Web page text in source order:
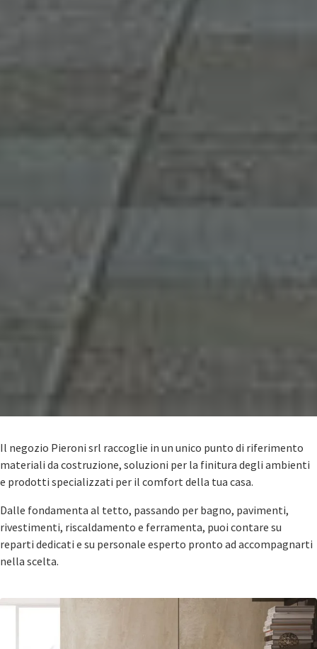
Il negozio Pieroni srl raccoglie in un unico punto di riferimento
materiali da costruzione, soluzioni per la finitura degli ambienti
e prodotti specializzati per il comfort della tua casa.
Dalle fondamenta al tetto, passando per bagno, pavimenti,
rivestimenti, riscaldamento e ferramenta, puoi contare su
reparti dedicati e su personale esperto pronto ad accompagnarti
nella scelta.